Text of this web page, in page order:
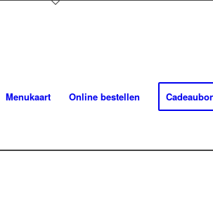
Menukaart Online bestellen